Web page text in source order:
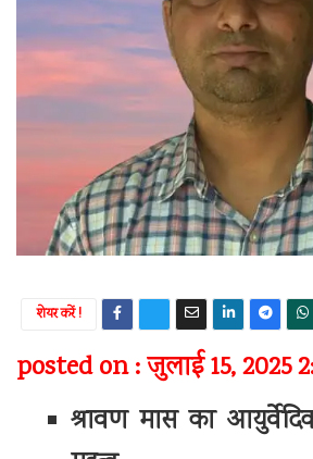
शेयर करें !
posted on : जुलाई 15, 2025
श्रावण मास का